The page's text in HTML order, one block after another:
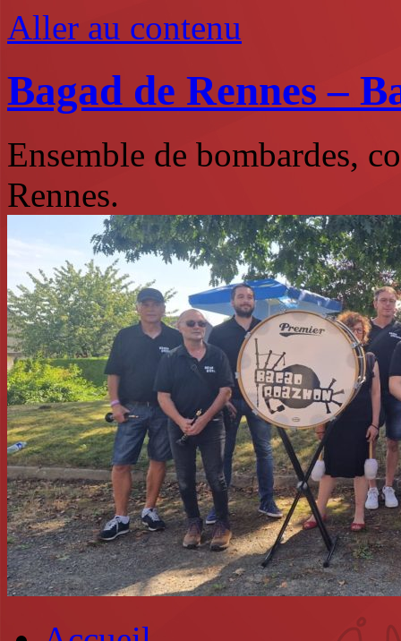
Aller au contenu
Bagad de Rennes –
Ensemble de bombardes,
Rennes.